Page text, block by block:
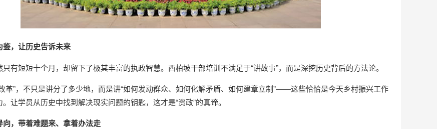
，让历史告诉未来
有短短十个月，却留下了极其丰富的执政智慧。西柏坡干部培训不满足于“讲故事”，而是深挖历史背后的方法论。
革”，不只是讲分了多少地，而是讲“如何发动群众、如何化解矛盾、如何建章立制”——这些恰恰是今天乡村振兴工作
让学员从历史中找到解决现实问题的钥匙，这才是“资政”的真谛。
，带着难题来、拿着办法走